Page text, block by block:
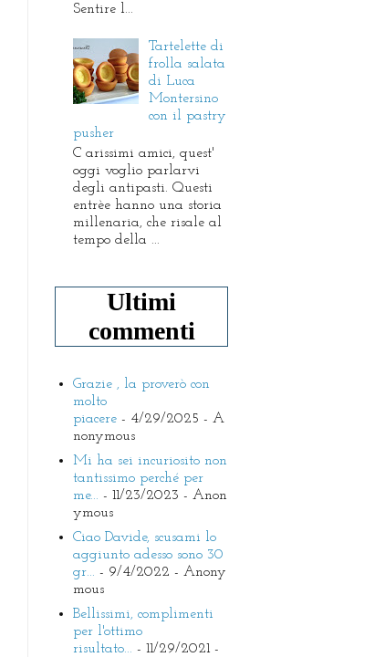
Sentire l...
Tartelette di
frolla salata
di Luca
Montersino
con il pastry
pusher
C arissimi amici, quest'
oggi voglio parlarvi
degli antipasti. Questi
entrèe hanno una storia
millenaria, che risale al
tempo della ...
Ultimi
commenti
Grazie , la proverò con
molto
piacere - 4/29/2025 - A
nonymous
Mi ha sei incuriosito non
tantissimo perché per
me... - 11/23/2023 - Anon
ymous
Ciao Davide, scusami lo
aggiunto adesso sono 30
gr... - 9/4/2022 - Anony
mous
Bellissimi, complimenti
per l'ottimo
risultato... - 11/29/2021-